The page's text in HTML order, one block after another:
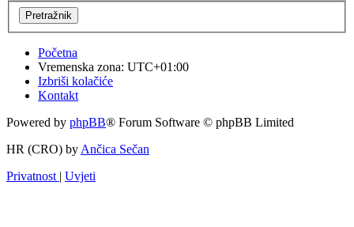
Početna
Vremenska zona: UTC+01:00
Izbriši kolačiće
Kontakt
Powered by phpBB® Forum Software © phpBB Limited
HR (CRO) by Ančica Sečan
Privatnost | Uvjeti